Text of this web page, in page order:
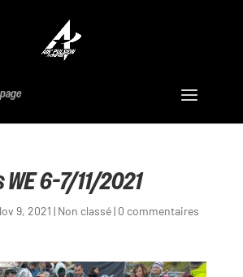
6-7/11/2021
9, 2021 | Non classé| 0 commentaires